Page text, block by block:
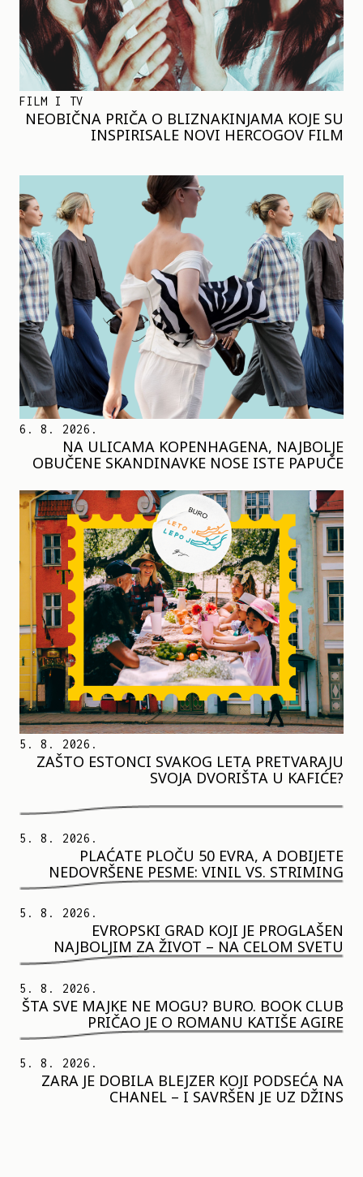
FILM I TV
NEOBIČNA PRIČA O BLIZNAKINJAMA KOJE SU
INSPIRISALE NOVI HERCOGOV FILM
6. 8. 2026.
NA ULICAMA KOPENHAGENA, NAJBOLJE
OBUČENE SKANDINAVKE NOSE ISTE PAPUČE
5. 8. 2026.
ZAŠTO ESTONCI SVAKOG LETA PRETVARAJU
SVOJA DVORIŠTA U KAFIĆE?
5. 8. 2026.
PLAĆATE PLOČU 50 EVRA, A DOBIJETE
NEDOVRŠENE PESME: VINIL VS. STRIMING
5. 8. 2026.
EVROPSKI GRAD KOJI JE PROGLAŠEN
NAJBOLJIM ZA ŽIVOT – NA CELOM SVETU
5. 8. 2026.
ŠTA SVE MAJKE NE MOGU? BURO. BOOK CLUB
PRIČAO JE O ROMANU KATIŠE AGIRE
5. 8. 2026.
ZARA JE DOBILA BLEJZER KOJI PODSEĆA NA
CHANEL – I SAVRŠEN JE UZ DŽINS